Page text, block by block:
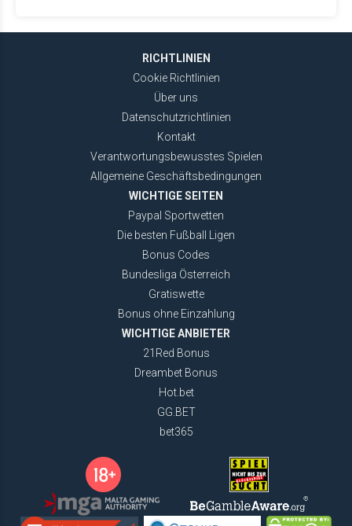
RICHTLINIEN
Cookie Richtlinien
Über uns
Datenschutzrichtlinien
Kontakt
Verantwortungsbewusstes Spielen
Allgemeine Geschäftsbedingungen
WICHTIGE SEITEN
Paypal Sportwetten
Die besten Fußball Ligen
Bonus Codes
Bundesliga Österreich
Gratiswette
Bonus ohne Einzahlung
WICHTIGE ANBIETER
21Red Bonus
Dreambet Bonus
Hot.bet
GG.BET
bet365